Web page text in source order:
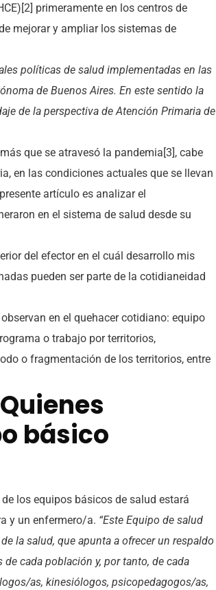
primeramente en los centros de
mejorar y ampliar los sistemas de
políticas de salud implementadas en las
de Buenos Aires. En este sentido la
de la perspectiva de Atención Primaria de
que se atravesó la pandemia[3], cabe
en las condiciones actuales que se llevan
artículo es analizar el
en el sistema de salud desde su
del efector en el cuál desarrollo mis
pueden ser parte de la cotidianeidad
en el quehacer cotidiano: equipo
o trabajo por territorios,
o fragmentación de los territorios, entre
básico
los equipos básicos de salud estará
y un enfermero/a. “Este Equipo de salud
la salud, que apunta a ofrecer un respaldo
cada población y, por tanto, de cada
as, kinesiólogos, psicopedagogos/as,